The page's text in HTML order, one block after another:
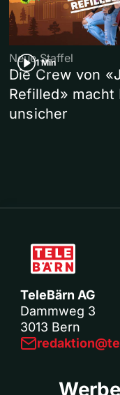
1 Min
Neue Staffel
Die Crew von
Refilled» macht
unsicher
TeleBärn AG
Dammweg 3
3013 Bern